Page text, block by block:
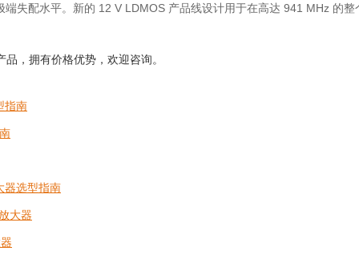
失配水平。新的 12 V LDMOS 产品线设计用于在高达 941 MHz 的
品，拥有价格优势，欢迎咨询。
指南
器选型指南
大器